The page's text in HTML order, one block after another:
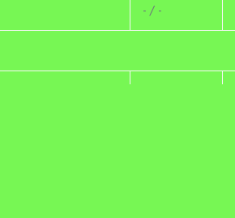
- / -